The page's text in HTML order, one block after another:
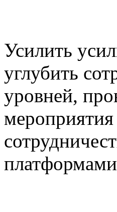
Усилить
углубить
уровней,